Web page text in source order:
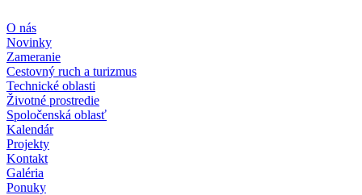
na
obsah
O nás
Novinky
Zameranie
Cestovný ruch a turizmus
Technické oblasti
Životné prostredie
Spoločenská oblasť
Kalendár
Projekty
Kontakt
Galéria
Ponuky